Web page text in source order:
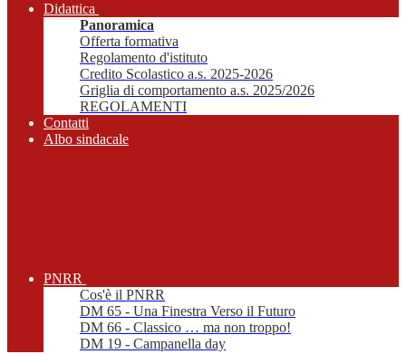
Didattica
Panoramica
Offerta formativa
Regolamento d'istituto
Credito Scolastico a.s. 2025-2026
Griglia di comportamento a.s. 2025/2026
REGOLAMENTI
Contatti
Albo sindacale
PNRR
Cos'è il PNRR
DM 65 - Una Finestra Verso il Futuro
DM 66 - Classico … ma non troppo!
DM 19 - Campanella day